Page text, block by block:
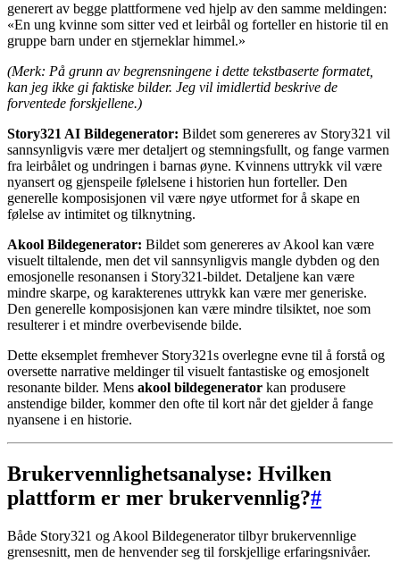
generert av begge plattformene ved hjelp av den samme meldingen:
«En ung kvinne som sitter ved et leirbål og forteller en historie til en
gruppe barn under en stjerneklar himmel.»
(Merk: På grunn av begrensningene i dette tekstbaserte formatet,
kan jeg ikke gi faktiske bilder. Jeg vil imidlertid beskrive de
forventede forskjellene.)
Story321 AI Bildegenerator: Bildet som genereres av Story321 vil
sannsynligvis være mer detaljert og stemningsfullt, og fange varmen
fra leirbålet og undringen i barnas øyne. Kvinnens uttrykk vil være
nyansert og gjenspeile følelsene i historien hun forteller. Den
generelle komposisjonen vil være nøye utformet for å skape en
følelse av intimitet og tilknytning.
Akool Bildegenerator: Bildet som genereres av Akool kan være
visuelt tiltalende, men det vil sannsynligvis mangle dybden og den
emosjonelle resonansen i Story321-bildet. Detaljene kan være
mindre skarpe, og karakterenes uttrykk kan være mer generiske.
Den generelle komposisjonen kan være mindre tilsiktet, noe som
resulterer i et mindre overbevisende bilde.
Dette eksemplet fremhever Story321s overlegne evne til å forstå og
oversette narrative meldinger til visuelt fantastiske og emosjonelt
resonante bilder. Mens akool bildegenerator kan produsere
anstendige bilder, kommer den ofte til kort når det gjelder å fange
nyansene i en historie.
Brukervennlighetsanalyse: Hvilken
plattform er mer brukervennlig?#
Både Story321 og Akool Bildegenerator tilbyr brukervennlige
grensesnitt, men de henvender seg til forskjellige erfaringsnivåer.